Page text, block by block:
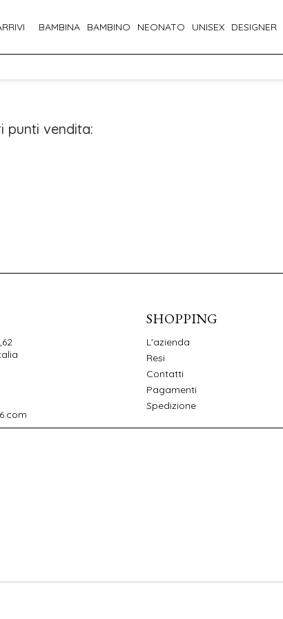
BAMBINA BAMBINO NEONATO UNISEX DESIGNER
punti vendita:
SHOPPING
L'azienda
Resi
Contatti
Pagamenti
Spedizione